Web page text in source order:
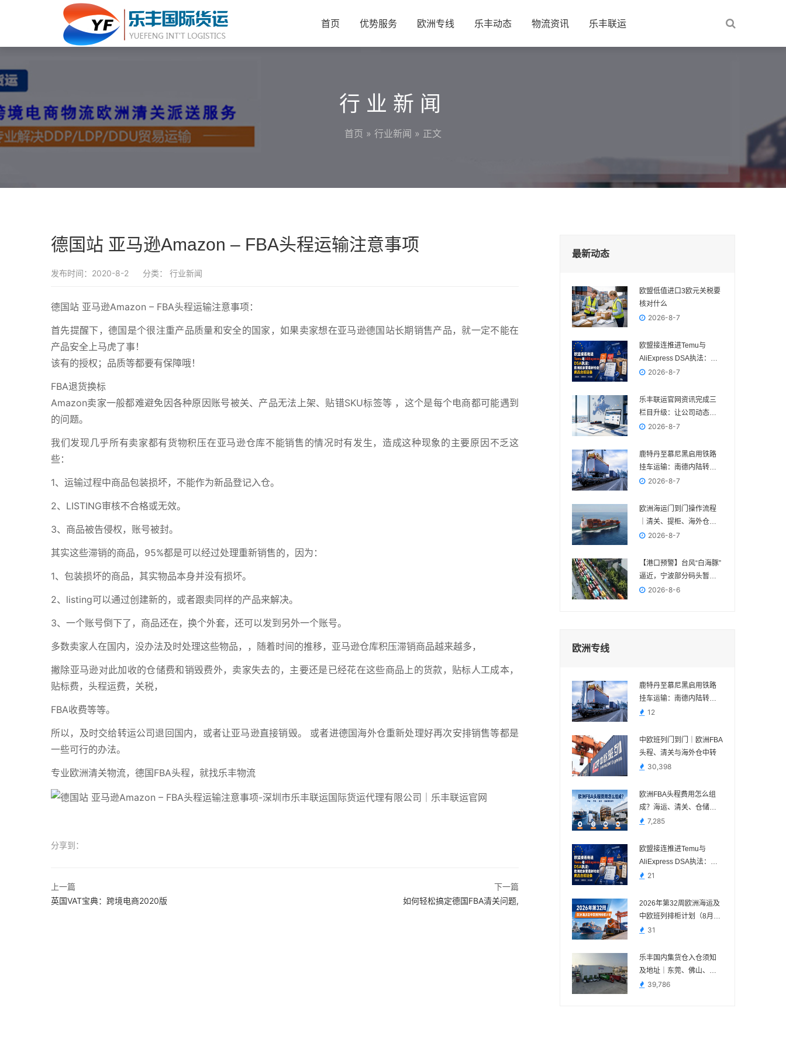
首页 优势服务 欧洲专线 乐丰动态 物流资讯 乐丰联运
行业新闻
首页 » 行业新闻 » 正文
德国站 亚马逊Amazon – FBA头程运输注意事项
发布时间：2020-8-2 分类： 行业新闻
德国站 亚马逊Amazon – FBA头程运输注意事项：
首先提醒下，德国是个很注重产品质量和安全的国家，如果卖家想在亚马逊德国站长期销售产品，就一定不能在
产品安全上马虎了事！
该有的授权；品质等都要有保障哦！
FBA退货换标
Amazon卖家一般都难避免因各种原因账号被关、产品无法上架、贴错SKU标签等 ，这个是每个电商都可能遇到
的问题。
我们发现几乎所有卖家都有货物积压在亚马逊仓库不能销售的情况时有发生，造成这种现象的主要原因不乏这
些：
1、运输过程中商品包装损坏，不能作为新品登记入仓。
2、LISTING审核不合格或无效。
3、商品被告侵权，账号被封。
其实这些滞销的商品，95%都是可以经过处理重新销售的，因为：
1、包装损坏的商品，其实物品本身并没有损坏。
2、listing可以通过创建新的，或者跟卖同样的产品来解决。
3、一个账号倒下了，商品还在，换个外套，还可以发到另外一个账号。
多数卖家人在国内，没办法及时处理这些物品，，随着时间的推移，亚马逊仓库积压滞销商品越来越多，
撇除亚马逊对此加收的仓储费和销毁费外，卖家失去的，主要还是已经花在这些商品上的货款，贴标人工成本，
贴标费，头程运费，关税，
FBA收费等等。
所以，及时交给转运公司退回国内，或者让亚马逊直接销毁。 或者进德国海外仓重新处理好再次安排销售等都是
一些可行的办法。
专业欧洲清关物流，德国FBA头程，就找乐丰物流
分享到：
上一篇
英国VAT宝典：跨境电商2020版
下一篇
如何轻松搞定德国FBA清关问题,
最新动态
欧盟低值进口3欧元关税要
核对什么
2026-8-7
欧盟接连推进Temu与
AliExpress DSA执法：欧
洲卖家要重新检查商品合
2026-8-7
乐丰联运官网资讯完成三
栏目升级：让公司动态、
电商政策与物流变化各归
2026-8-7
鹿特丹至慕尼黑启用铁路
挂车运输：南德内陆转运
多一种组合方案
2026-8-7
欧洲海运门到门操作流程
｜清关、提柜、海外仓与
FBA交付节点
2026-8-7
【港口预警】台风“白海豚”
逼近，宁波部分码头暂停
作业，近期出货请提前规
2026-8-6
欧洲专线
鹿特丹至慕尼黑启用铁路
挂车运输：南德内陆转运
多一种组合方案
12
中欧班列门到门｜欧洲FBA
头程、清关与海外仓中转
30,398
欧洲FBA头程费用怎么组
成？海运、清关、仓储与
派送费用说明
7,285
欧盟接连推进Temu与
AliExpress DSA执法：欧
洲卖家要重新检查商品合
21
2026年第32周欧洲海运及
中欧班列排柜计划（8月3
日—8月9日）
31
乐丰国内集货仓入仓须知
及地址｜东莞、佛山、义
乌、苏州、宁波
39,786